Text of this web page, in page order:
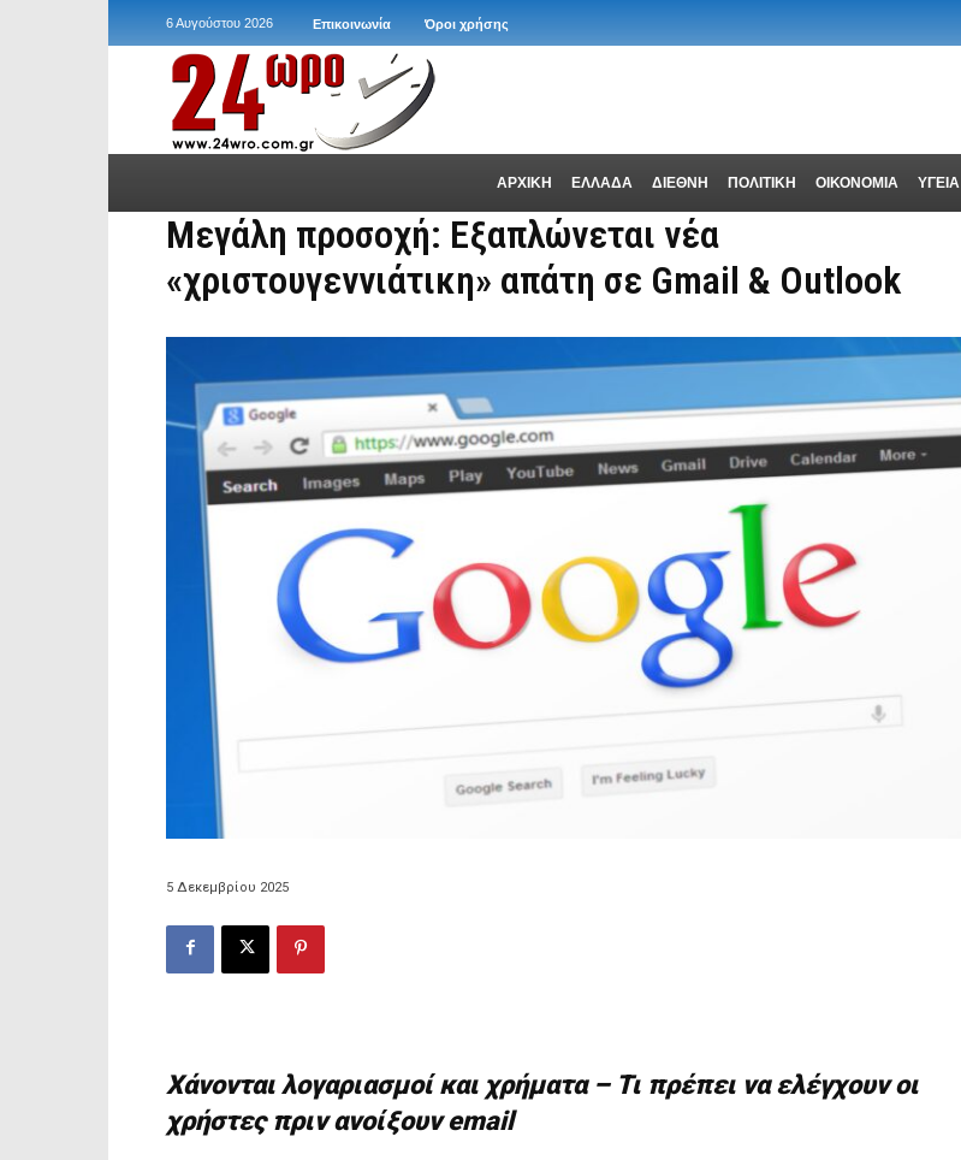
6 Αυγούστου 2026 Επικοινωνία Όροι χρήσης
ΑΡΧΙΚΗ ΕΛΛΑΔΑ ΔΙΕΘΝΗ ΠΟΛΙΤΙΚΗ ΟΙΚΟΝΟΜΙΑ ΥΓΕΙΑ
Μεγάλη προσοχή: Εξαπλώνεται νέα
«χριστουγεννιάτικη» απάτη σε Gmail & Outlook
5 Δεκεμβρίου 2025
Χάνονται λογαριασμοί και χρήματα – Τι πρέπει να ελέγχουν οι
χρήστες πριν ανοίξουν email